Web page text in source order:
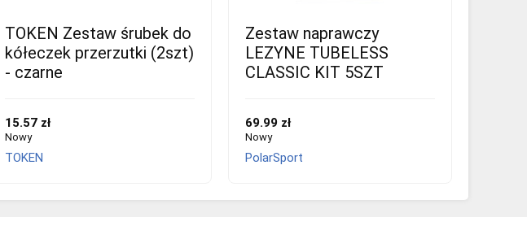
TOKEN Zestaw śrubek do
kółeczek przerzutki (2szt)
- czarne
15.57 zł
Nowy
TOKEN
Zestaw naprawczy
LEZYNE TUBELESS
CLASSIC KIT 5SZT
69.99 zł
Nowy
PolarSport